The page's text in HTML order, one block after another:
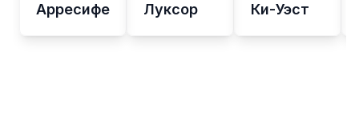
Арресифе Луксор Ки-Уэст